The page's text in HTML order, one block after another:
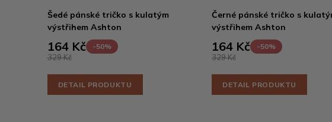
Šedé pánské tričko s kulatým
výstřihem Ashton
164 Kč -50%
329 Kč
DETAIL PRODUKTU
Černé pánské tričko s
výstřihem Ashton
164 Kč -50%
329 Kč
DETAIL PRODUKTU